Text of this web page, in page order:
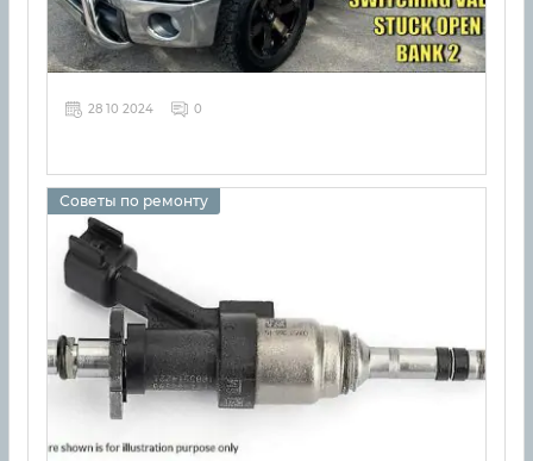
28 10 2024 0
Советы по ремонту